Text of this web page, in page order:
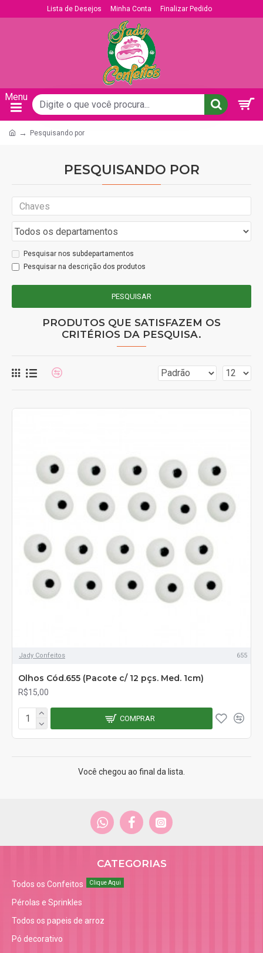
Lista de Desejos Minha Conta Finalizar Pedido
Pesquisando por
PESQUISANDO POR
Pesquisar nos subdepartamentos
Pesquisar na descrição dos produtos
PESQUISAR
PRODUTOS QUE SATISFAZEM OS
CRITÉRIOS DA PESQUISA.
Jady Confeitos 655
Olhos Cód.655 (Pacote c/ 12 pçs. Med. 1cm)
R$15,00
COMPRAR
Você chegou ao final da lista.
CATEGORIAS
Todos os Confeitos Clique Aqui
Pérolas e Sprinkles
Todos os papeis de arroz
Pó decorativo